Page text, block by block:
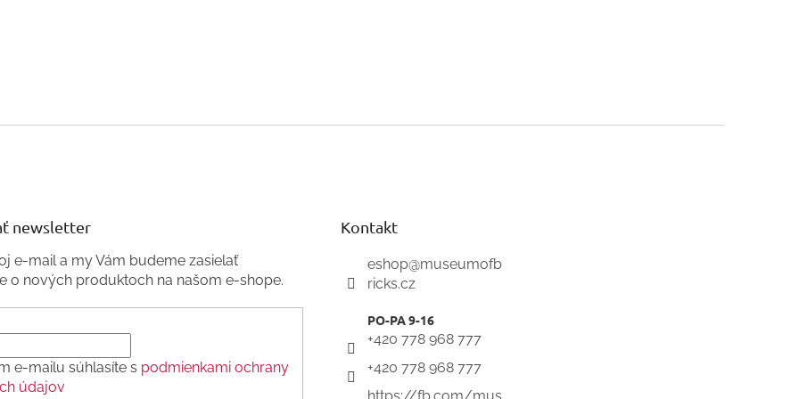
newsletter
e-mail a my Vám budeme zasielať
o nových produktoch na našom e-shope.
e-mailu súhlasíte s podmienkami ochrany
údajov
Kontakt
eshop@museumofb
ricks.cz
+420 778 968 777
+420 778 968 777